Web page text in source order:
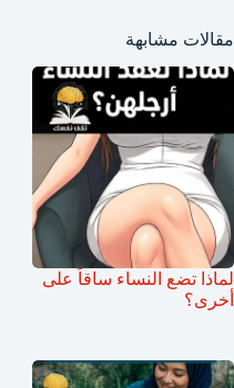
مقالات مشابهة
لماذا تضع النساء ساقاً على
أخرى؟